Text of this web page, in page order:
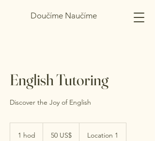
Doučíme Naučíme
English Tutoring
Discover the Joy of English
1 hod
dolarů50 US$ Location 1